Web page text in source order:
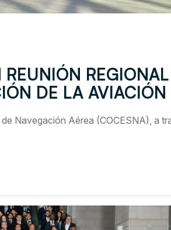
REGIONAL
DE LA AVIACIÓN
Navegación Aérea (COCESNA), a